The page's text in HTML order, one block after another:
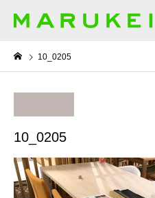
10_0205
10_0205